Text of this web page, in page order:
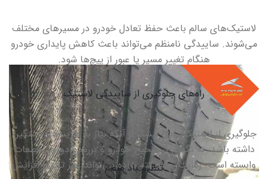
لاستیک‌های سالم باعث حفظ تعادل خودرو در مسیرهای مختلف
می‌شوند. ساییدگی نامنظم می‌تواند باعث کاهش پایداری خودرو
هنگام تغییر مسیر یا عبور از پیچ‌ها شود.
راه‌های جلوگیری از ساییدگی لاستیک
جلوگیری از لاستیک‌سایی بیشتر از آنکه نیاز به هزینه‌های سنگین
داشته باشد، به نگهداری صحیح خودرو و بررسی دوره‌ای قطعات
وابسته است. رعایت چند نکته ساده می‌تواند عمر تایر را افزایش
تنظیم باد منظم